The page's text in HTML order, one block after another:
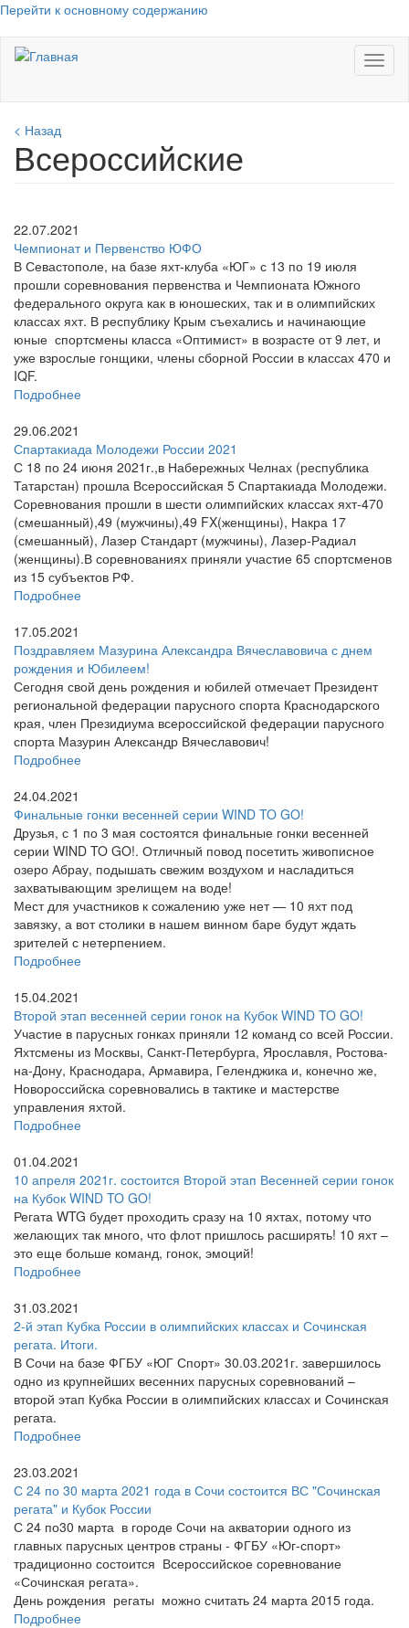
Перейти к основному содержанию
< Назад
Всероссийские
22.07.2021
Чемпионат и Первенство ЮФО
В Севастополе, на базе яхт-клуба «ЮГ» с 13 по 19 июля
прошли соревнования первенства и Чемпионата Южного
федерального округа как в юношеских, так и в олимпийских
классах яхт. В республику Крым съехались и начинающие
юные спортсмены класса «Оптимист» в возрасте от 9 лет, и
уже взрослые гонщики, члены сборной России в классах 470 и
IQF.
Подробнее
29.06.2021
Спартакиада Молодежи России 2021
С 18 по 24 июня 2021г.,в Набережных Челнах (республика
Татарстан) прошла Всероссийская 5 Спартакиада Молодежи.
Соревнования прошли в шести олимпийских классах яхт-470
(смешанный),49 (мужчины),49 FX(женщины), Накра 17
(смешанный), Лазер Стандарт (мужчины), Лазер-Радиал
(женщины).В соревнованиях приняли участие 65 спортсменов
из 15 субъектов РФ.
Подробнее
17.05.2021
Поздравляем Мазурина Александра Вячеславовича с днем
рождения и Юбилеем!
Сегодня свой день рождения и юбилей отмечает Президент
региональной федерации парусного спорта Краснодарского
края, член Президиума всероссийской федерации парусного
спорта Мазурин Александр Вячеславович!
Подробнее
24.04.2021
Финальные гонки весенней серии WIND TO GO!
Друзья, с 1 по 3 мая состоятся финальные гонки весенней
серии WIND TO GO!. Отличный повод посетить живописное
озеро Абрау, подышать свежим воздухом и насладиться
захватывающим зрелищем на воде!
Мест для участников к сожалению уже нет — 10 яхт под
завязку, а вот столики в нашем винном баре будут ждать
зрителей с нетерпением.
Подробнее
15.04.2021
Второй этап весенней серии гонок на Кубок WIND TO GO!
Участие в парусных гонках приняли 12 команд со всей России.
Яхтсмены из Москвы, Санкт-Петербурга, Ярославля, Ростова-
на-Дону, Краснодара, Армавира, Геленджика и, конечно же,
Новороссийска соревновались в тактике и мастерстве
управления яхтой.
Подробнее
01.04.2021
10 апреля 2021г. состоится Второй этап Весенней серии гонок
на Кубок WIND TO GO!
Регата WTG будет проходить сразу на 10 яхтах, потому что
желающих так много, что флот пришлось расширять! 10 яхт –
это еще больше команд, гонок, эмоций!
Подробнее
31.03.2021
2-й этап Кубка России в олимпийских классах и Сочинская
регата. Итоги.
В Сочи на базе ФГБУ «ЮГ Спорт» 30.03.2021г. завершилось
одно из крупнейших весенних парусных соревнований –
второй этап Кубка России в олимпийских классах и Сочинская
регата.
Подробнее
23.03.2021
С 24 по 30 марта 2021 года в Сочи состоится ВС "Сочинская
регата" и Кубок России
С 24 по30 марта в городе Сочи на акватории одного из
главных парусных центров страны - ФГБУ «Юг-спорт»
традиционно состоится Всероссийское соревнование
«Сочинская регата».
День рождения регаты можно считать 24 марта 2015 года.
Подробнее